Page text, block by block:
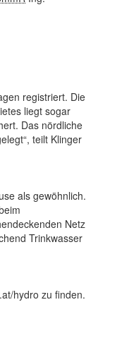
registriert. Die
liegt sogar
Das nördliche
teilt Klinger
als gewöhnlich.
Netz
Trinkwasser
hydro zu finden.